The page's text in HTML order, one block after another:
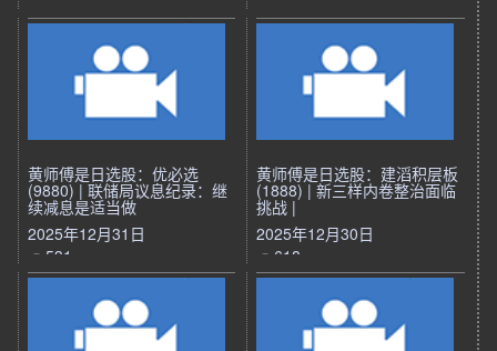
黄师傅是日选股：优必选
(9880) | 联储局议息纪录：继
续减息是适当做
2025年12月31日
531
黄师傅是日选股：建滔积层板
(1888) | 新三样内卷整治面临
挑战 |
2025年12月30日
618